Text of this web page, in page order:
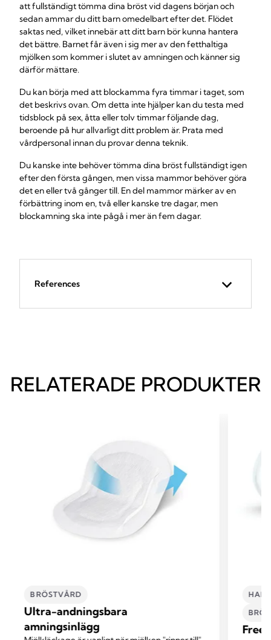
att fullständigt tömma dina bröst vid dagens början och
sedan ammar du ditt barn omedelbart efter det. Flödet
saktas ned, vilket innebär att ditt barn bör kunna hantera
det bättre. Barnet får även i sig mer av den fetthaltiga
mjölken som kommer i slutet av amningen och känner sig
därför mättare.
Du kan börja med att blockamma fyra timmar i taget, som
det beskrivs ovan. Om detta inte hjälper kan du testa med
tidsblock på sex, åtta eller tolv timmar följande dag,
beroende på hur allvarligt ditt problem är. Prata med
vårdpersonal innan du provar denna teknik.
Du kanske inte behöver tömma dina bröst fullständigt igen
efter den första gången, men vissa mammor behöver göra
det en eller två gånger till. En del mammor märker av en
förbättring inom en, två eller kanske tre dagar, men
blockamning ska inte pågå i mer än fem dagar.
References
RELATERADE PRODUKTER
BRÖSTVÅRD
Ultra-andningsbara
amningsinlägg